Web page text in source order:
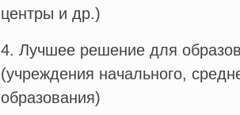
центры и др.)
4. Лучшее решение для
(учреждения начального,
образования)